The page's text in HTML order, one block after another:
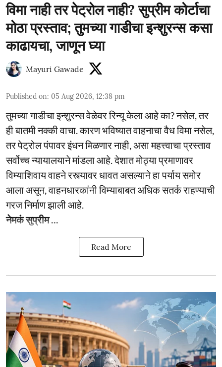
विमा नाही तर पेट्रोल नाही? सुप्रीम कोर्टाचा
मोठा प्रस्ताव; तुमच्या गाडीचा इन्शुरन्स कसा
काढायचा, जाणून घ्या
Mayuri Gawade
Published on: 05 Aug 2026, 12:38 pm
तुमच्या गाडीचा इन्शुरन्स वेळेवर रिन्यू केला आहे का? नसेल, तर
ही बातमी नक्की वाचा. कारण भविष्यात वाहनाचा वैध विमा नसेल,
तर पेट्रोल पंपावर इंधन मिळणार नाही, असा महत्त्वाचा प्रस्ताव
सर्वोच्च न्यायालयाने मांडला आहे. देशात मोठ्या प्रमाणावर
विम्याशिवाय वाहने रस्त्यावर धावत असल्याने हा पर्याय समोर
आला असून, वाहनधारकांनी विम्याबाबत अधिक सतर्क राहण्याची
गरज निर्माण झाली आहे.
नेमकं सुप्रीम ...
Read More